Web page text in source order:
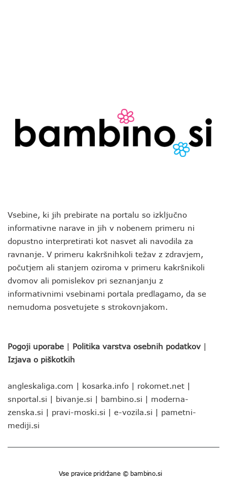
Vsebine, ki jih prebirate na portalu so izključno
informativne narave in jih v nobenem primeru ni
dopustno interpretirati kot nasvet ali navodila za
ravnanje. V primeru kakršnihkoli težav z zdravjem,
počutjem ali stanjem oziroma v primeru kakršnikoli
dvomov ali pomislekov pri seznanjanju z
informativnimi vsebinami portala predlagamo, da se
nemudoma posvetujete s strokovnjakom.
Pogoji uporabe | Politika varstva osebnih podatkov |
Izjava o piškotkih
angleskaliga.com | kosarka.info | rokomet.net |
snportal.si | bivanje.si | bambino.si | moderna-
zenska.si | pravi-moski.si | e-vozila.si | pametni-
mediji.si
Vse pravice pridržane © bambino.si